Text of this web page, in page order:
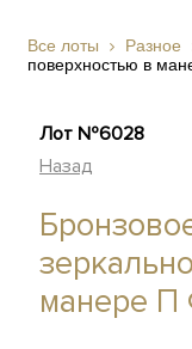
Все лоты Разное
поверхностью в
Лот №6028
Назад
манере П